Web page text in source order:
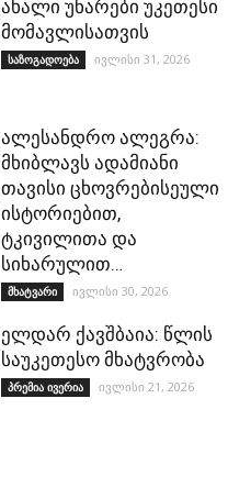
ახალი უნარები უკეთესი
მომავლისათვის
საზოგადოება ივლისი 31, 2026
ალესანდრო ალეგრა:
მხიბლავს ადამიანი
თავისი ცხოვრებისეული
ისტორიებით,
ტკივილითა და
სიხარულით…
მხატვარი ივლისი 30, 2026
ელდარ ქავშბაია: წლის
საუკეთესო მხატვრობა
პრემია ივერია ივლისი 21, 2026